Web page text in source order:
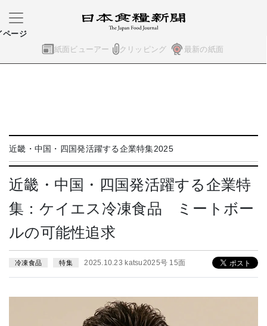
紙面ビューアー クリッピング 最新の紙面
ページ
近畿・中国・四国発活躍する企業特集2025
近畿・中国・四国発活躍する企業特
集：ケイエス冷凍食品 ミートボー
ルの可能性追求
冷凍食品 特集 2025.10.23 katsu2025号 15面